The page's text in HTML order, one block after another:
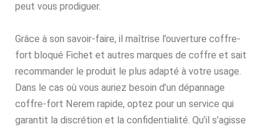
peut vous prodiguer.
Grâce à son savoir-faire, il maîtrise l’ouverture coffre-
fort bloqué Fichet et autres marques de coffre et sait
recommander le produit le plus adapté à votre usage.
Dans le cas où vous auriez besoin d’un dépannage
coffre-fort Nerem rapide, optez pour un service qui
garantit la discrétion et la confidentialité. Qu’il s’agisse